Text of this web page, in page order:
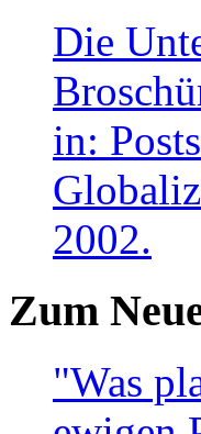
Die
in:
2002.
Zum
"Was